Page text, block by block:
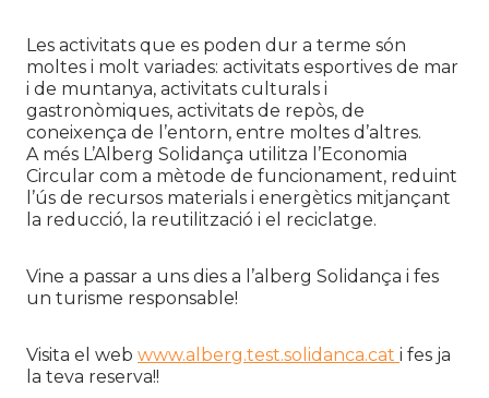
Les activitats que es poden dur a terme són
moltes i molt variades: activitats esportives de mar
i de muntanya, activitats culturals i
gastronòmiques, activitats de repòs, de
coneixença de l’entorn, entre moltes d’altres.
A més L’Alberg Solidança utilitza l’Economia
Circular com a mètode de funcionament, reduint
l’ús de recursos materials i energètics mitjançant
la reducció, la reutilització i el reciclatge.
Vine a passar a uns dies a l’alberg Solidança i fes
un turisme responsable!
Visita el web www.alberg.test.solidanca.cat i fes ja
la teva reserva!!